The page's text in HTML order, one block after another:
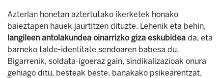
Azterlan honetan aztertutako ikerketek honako
baieztapen hauek jaurtitzen dituzte. Lehenik eta behin,
langileen antolakundea oinarrizko giza eskubidea da, eta
barneko talde-identitate sendoaren babesa du.
Bigarrenik, soldata-igoeraz gain, sindikalizazioak onura
gehiago ditu, besteak beste, banakako psikearentzat,